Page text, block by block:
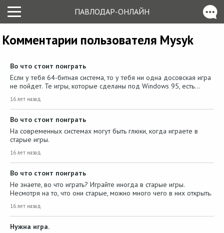
ПАВЛОДАР-ОНЛАЙН
Комментарии пользователя Mysyk
Во что стоит поиграть
Если у тебя 64-битная система, то у тебя ни одна досовская игра
не пойдет. Те игры, которые сделаны под Windows 95, есть…
16 лет назад
Во что стоит поиграть
На современных системах могут быть глюки, когда играете в
старые игры.
16 лет назад
Во что стоит поиграть
Не знаете, во что играть? Играйте иногда в старые игры.
Несмотря на то, что они старые, можно много чего в них открыть.
16 лет назад
Нужна игра.